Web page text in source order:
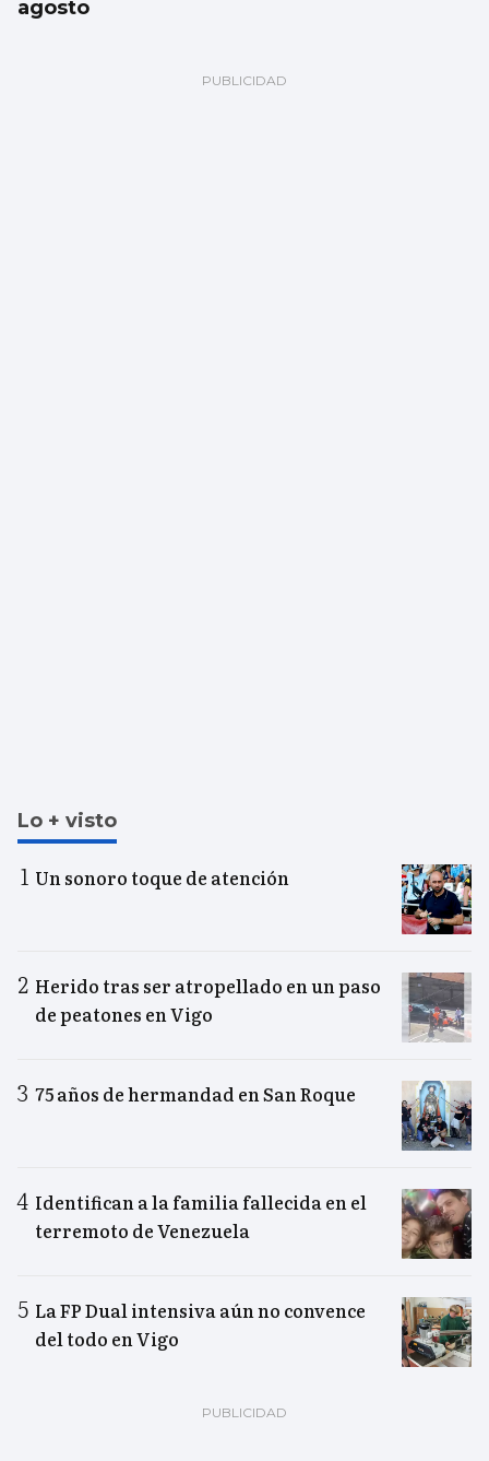
agosto
Lo + visto
Un sonoro toque de atención
Herido tras ser atropellado en un paso
de peatones en Vigo
75 años de hermandad en San Roque
Identifican a la familia fallecida en el
terremoto de Venezuela
La FP Dual intensiva aún no convence
del todo en Vigo